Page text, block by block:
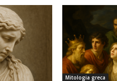
Mitologia greca